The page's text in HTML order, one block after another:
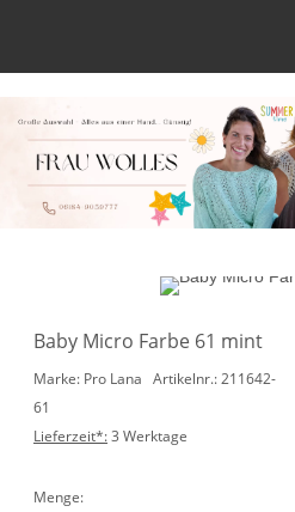
Baby Micro Farbe 61 mint
Marke: Pro Lana Artikelnr.: 211642-
61
Lieferzeit*:3 Werktage
Menge: